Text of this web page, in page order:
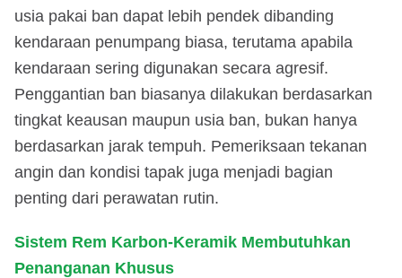
usia pakai ban dapat lebih pendek dibanding
kendaraan penumpang biasa, terutama apabila
kendaraan sering digunakan secara agresif.
Penggantian ban biasanya dilakukan berdasarkan
tingkat keausan maupun usia ban, bukan hanya
berdasarkan jarak tempuh. Pemeriksaan tekanan
angin dan kondisi tapak juga menjadi bagian
penting dari perawatan rutin.
Sistem Rem Karbon-Keramik Membutuhkan
Penanganan Khusus